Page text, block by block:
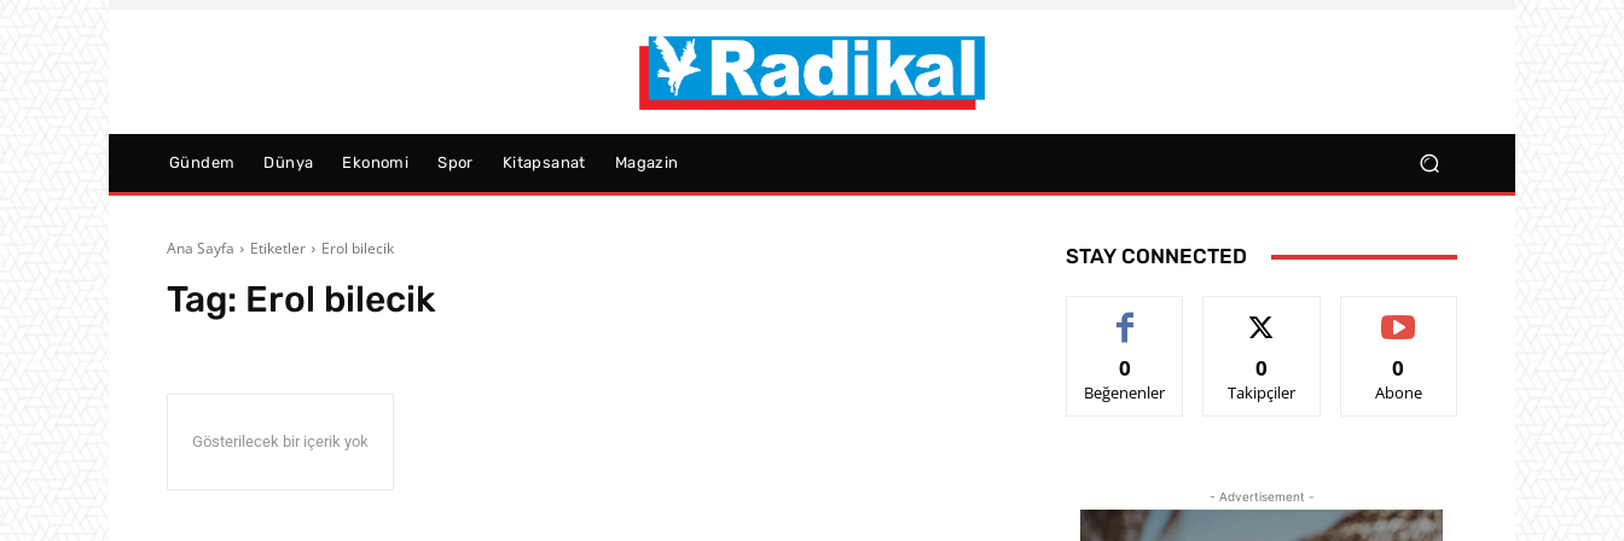
Gündem Dünya Ekonomi Spor Kitapsanat Magazin
Ana Sayfa Etiketler Erol bilecik
Tag: Erol bilecik
Gösterilecek bir içerik yok
STAY CONNECTED
0
Beğenenler
0
Takipçiler
0
Abone
- Advertisement -